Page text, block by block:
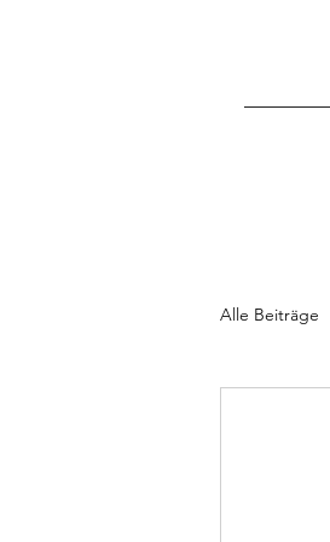
Alle Beiträge